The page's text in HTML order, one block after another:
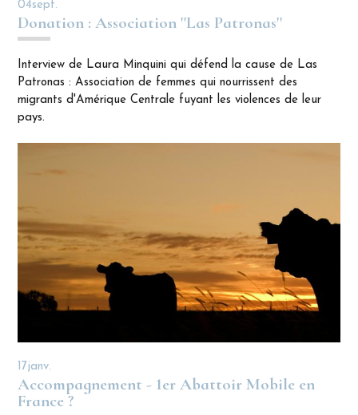
04sept.
Donation : Association ''Las Patronas''
Interview de Laura Minquini qui défend la cause de Las
Patronas : Association de femmes qui nourrissent des
migrants d'Amérique Centrale fuyant les violences de leur
pays.
17janv.
Accompagnement - 1er Abattoir Mobile en
France ?